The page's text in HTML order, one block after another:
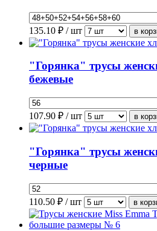
135.10 ₽ / шт
"Горянка" трусы
бежевые
107.90 ₽ / шт
"Горянка" трусы
черные
110.50 ₽ / шт